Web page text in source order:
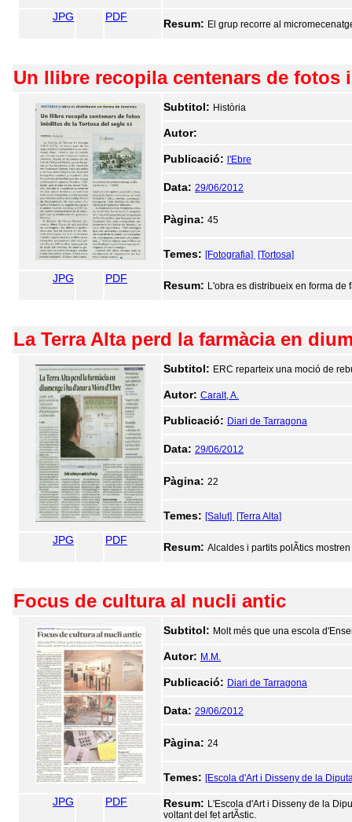
JPG PDF
Resum: El grup recorre al
Un llibre recopila centenars de fotos
Subtitol: Història
Autor:
Publicació: l'Ebre
Data: 29/06/2012
Pàgina: 45
Temes: [Fotografia] [Tortosa]
JPG PDF
Resum: L'obra es distribueix en forma de
La Terra Alta perd la farmàcia en
Subtitol: ERC reparteix una moció de
Autor: Caralt, A.
Publicació: Diari de Tarragona
Data: 29/06/2012
Pàgina: 22
Temes: [Salut] [Terra Alta]
JPG PDF
Resum: Alcaldes i partits polÃ­tics
Focus de cultura al nucli antic
Subtitol: Molt més que una escola
Autor: M.M.
Publicació: Diari de Tarragona
Data: 29/06/2012
Pàgina: 24
Temes: [Escola d'Art i Disseny de la
JPG PDF Resum: L'Escola d'Art i Disseny de la
voltant del fet artÃ­stic.